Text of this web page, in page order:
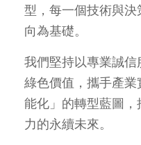
型，每一個技術與
向為基礎。
我們堅持以專業誠
綠色價值，攜手產
能化」的轉型藍圖
力的永續未來。